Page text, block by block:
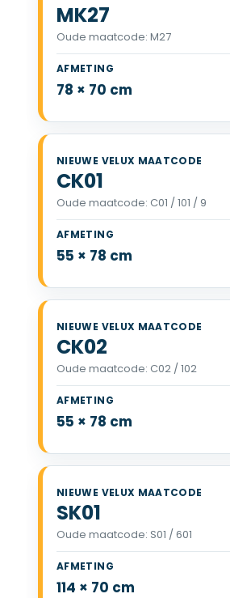
MK27
Oude maatcode: M27
VELUX MK27 78 x 70 cm
78 × 70 cm
CK01
Oude maatcode: C01 / 101 / 9
VELUX CK01 55 x 78 cm
55 × 78 cm
CK02
Oude maatcode: C02 / 102
VELUX CK02 55 x 78 cm
55 × 78 cm
SK01
Oude maatcode: S01 / 601
VELUX SK01 114 x 70 cm
114 × 70 cm